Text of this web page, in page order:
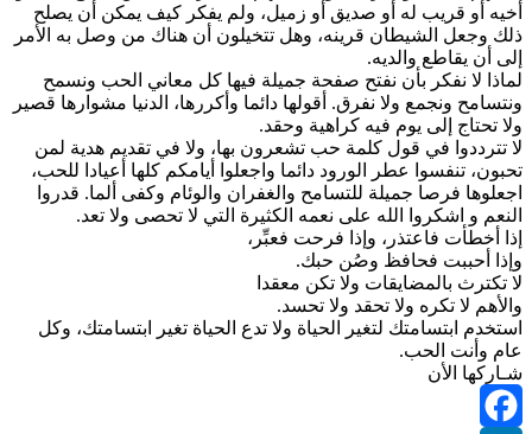
أخيه أو قريب له أو صديق أو زميل، ولم يفكر كيف يمكن أن يصلح
ذلك وجعل الشيطان قرينه، وهل تتخيلون أن هناك من وصل به الأمر
إلى أن يقاطع والديه.
لماذا لا نفكر بأن نفتح صفحة جميلة فيها كل معاني الحب ونسمح
ونتسامح ونجمع ولا نفرق. أقولها دائما وأكررها، الدنيا مشوارها قصير
ولا تحتاج إلى يوم فيه كراهية وحقد.
لا تترددوا في قول كلمة حب تشعرون بها، ولا في تقديم هدية لمن
تحبون، تنفسوا عطر الورود دائما واجعلوا أيامكم كلها أعيادا للحب،
اجعلوها فرصا جميلة للتسامح والغفران والوئام وكفى ألما. قدروا
النعم و اشكروا الله على نعمه الكثيرة التي لا تحصى ولا تعد.
إذا أخطأت فاعتذر، وإذا فرحت فعبِّر،
وإذا أحببت فحافظ وصُن حبك.
لا تكترث بالمضايقات ولا تكن معقدا
والأهم لا تكره ولا تحقد ولا تحسد.
استخدم ابتسامتك لتغير الحياة ولا تدع الحياة تغير ابتسامتك، وكل
عام وأنت الحب.
شـاركها الأن